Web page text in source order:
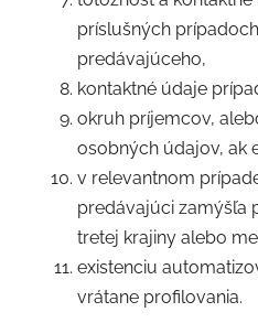
príslušných
predávajúceho,
kontaktné údaje
okruh príjemcov,
osobných údajov, ak
v relevantnom
predávajúci zamýšľa
tretej krajiny alebo
existenciu
vrátane profilovania.